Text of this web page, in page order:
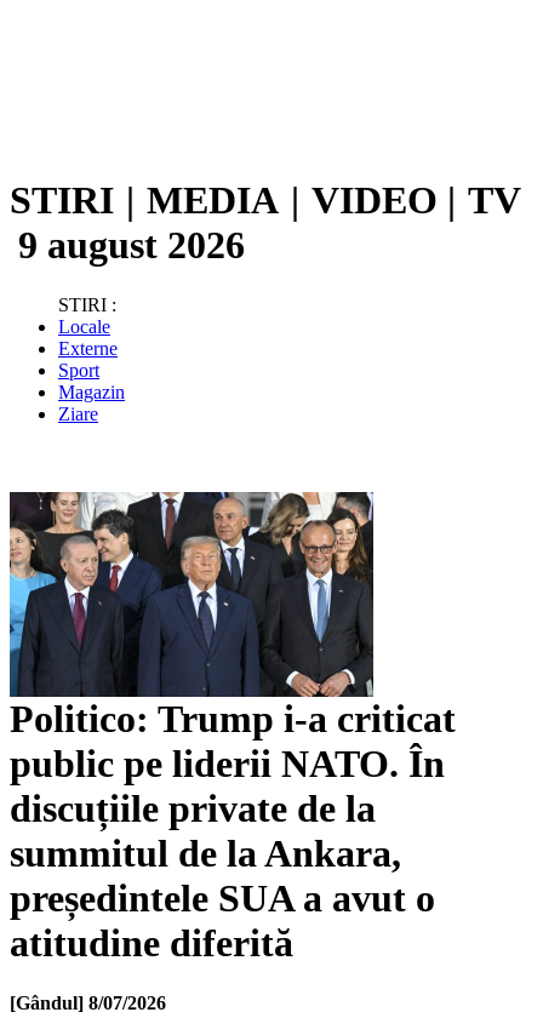
STIRI | MEDIA | VIDEO | TV
9 august 2026
STIRI :
Locale
Externe
Sport
Magazin
Ziare
Politico: Trump i-a criticat
public pe liderii NATO. În
discuțiile private de la
summitul de la Ankara,
președintele SUA a avut o
atitudine diferită
[Gândul] 8/07/2026